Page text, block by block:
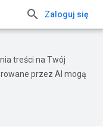
Zaloguj się
treści na Twój
przez AI mogą